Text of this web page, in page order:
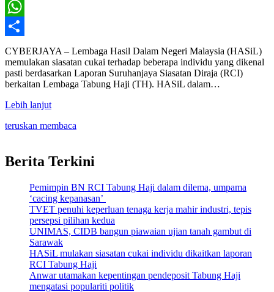
X
WhatsApp
Share
CYBERJAYA – Lembaga Hasil Dalam Negeri Malaysia (HASiL)
memulakan siasatan cukai terhadap beberapa individu yang dikenal
pasti berdasarkan Laporan Suruhanjaya Siasatan Diraja (RCI)
berkaitan Lembaga Tabung Haji (TH). HASiL dalam…
Lebih lanjut
teruskan membaca
Berita Terkini
Pemimpin BN RCI Tabung Haji dalam dilema, umpama
‘cacing kepanasan’
TVET penuhi keperluan tenaga kerja mahir industri, tepis
persepsi pilihan kedua
UNIMAS, CIDB bangun piawaian ujian tanah gambut di
Sarawak
HASiL mulakan siasatan cukai individu dikaitkan laporan
RCI Tabung Haji
Anwar utamakan kepentingan pendeposit Tabung Haji
mengatasi populariti politik